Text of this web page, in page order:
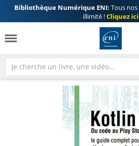
Bibliothèque Numérique ENI: Tous nos
illimité !Cliquez ici